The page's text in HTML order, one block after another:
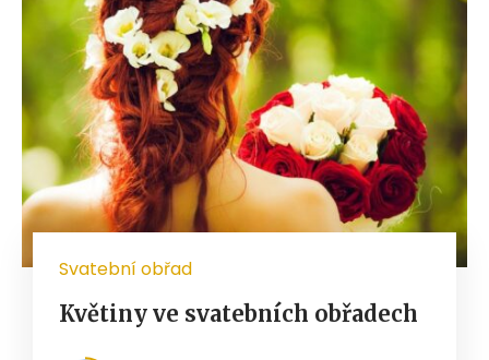
Svatební obřad
Květiny ve svatebních obřadech